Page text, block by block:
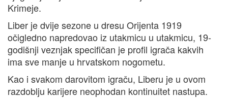
Krimeje.
Liber je dvije sezone u dresu Orijenta 1919
očigledno napredovao iz utakmicu u utakmicu, 19-
godišnji veznjak specifičan je profil igrača kakvih
ima sve manje u hrvatskom nogometu.
Kao i svakom darovitom igraču, Liberu je u ovom
razdoblju karijere neophodan kontinuitet nastupa.